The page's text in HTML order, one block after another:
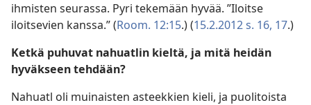
ihmisten seurassa. Pyri tekemään hyvää. ”Iloitse
iloitsevien kanssa.” (Room. 12:15.) (15.2.2012 s. 16, 17.)
Ketkä puhuvat nahuatlin kieltä, ja mitä heidän
hyväkseen tehdään?
Nahuatl oli muinaisten asteekkien kieli, ja puolitoista